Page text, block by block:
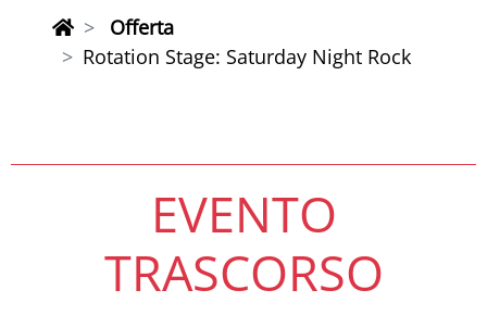
Offerta
Rotation Stage: Saturday Night Rock
EVENTO
TRASCORSO